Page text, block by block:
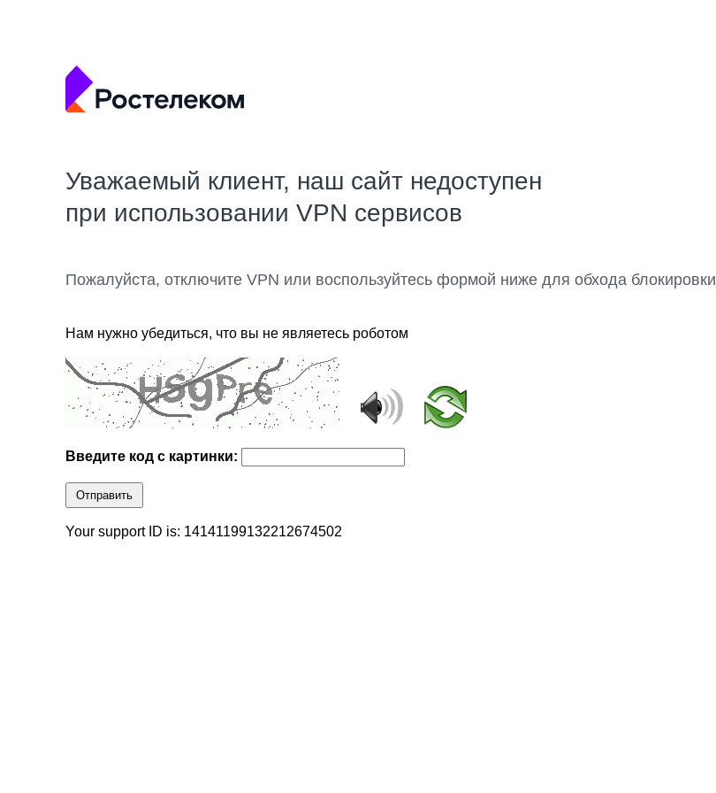
Уважаемый клиент, наш сайт недоступен
при использовании VPN сервисов
Пожалуйста, отключите VPN или воспользуйтесь формой ниже для обхода блокировки
Нам нужно убедиться, что вы не являетесь роботом
Введите код с картинки:
Отправить
Your support ID is: 14141199132212674502